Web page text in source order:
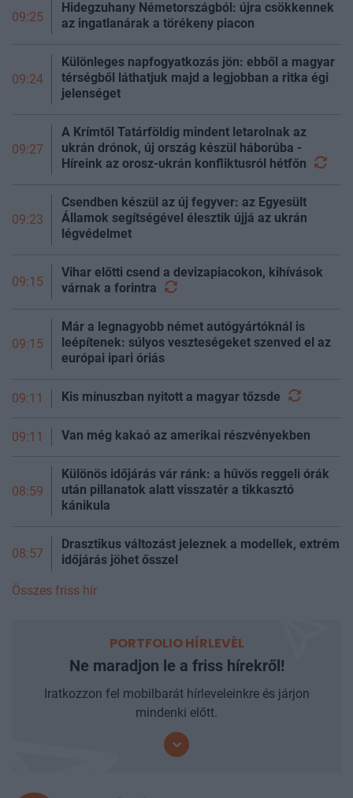
09:25
Hidegzuhany Németországból: újra csökkennek
az ingatlanárak a törékeny piacon
09:24
Különleges napfogyatkozás jön: ebből a magyar
térségből láthatjuk majd a legjobban a ritka égi
jelenséget
09:27
A Krímtől Tatárföldig mindent letarolnak az
ukrán drónok, új ország készül háborúba -
Híreink az orosz-ukrán konfliktusról hétfőn
09:23
Csendben készül az új fegyver: az Egyesült
Államok segítségével élesztik újjá az ukrán
légvédelmet
09:15
Vihar előtti csend a devizapiacokon, kihívások
várnak a forintra
09:15
Már a legnagyobb német autógyártóknál is
leépítenek: súlyos veszteségeket szenved el az
európai ipari óriás
09:11 Kis mínuszban nyitott a magyar tőzsde
09:11 Van még kakaó az amerikai részvényekben
08:59
Különös időjárás vár ránk: a hűvös reggeli órák
után pillanatok alatt visszatér a tikkasztó
kánikula
08:57
Drasztikus változást jeleznek a modellek, extrém
időjárás jöhet ősszel
Összes friss hír
PORTFOLIO HÍRLEVÉL
Ne maradjon le a friss hírekről!
Iratkozzon fel mobilbarát hírleveleinkre és járjon
mindenki előtt.